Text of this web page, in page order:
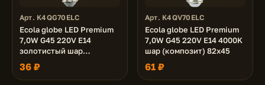
Арт. K4QG70ELC
Ecola globe LED Premium
7,0W G45 220V E14
золотистый шар
(композит) 77x45
36 ₽
Арт. K4QV70ELC
Ecola globe LED Premium
7,0W G45 220V E14 4000K
шар (композит) 82x45
61 ₽